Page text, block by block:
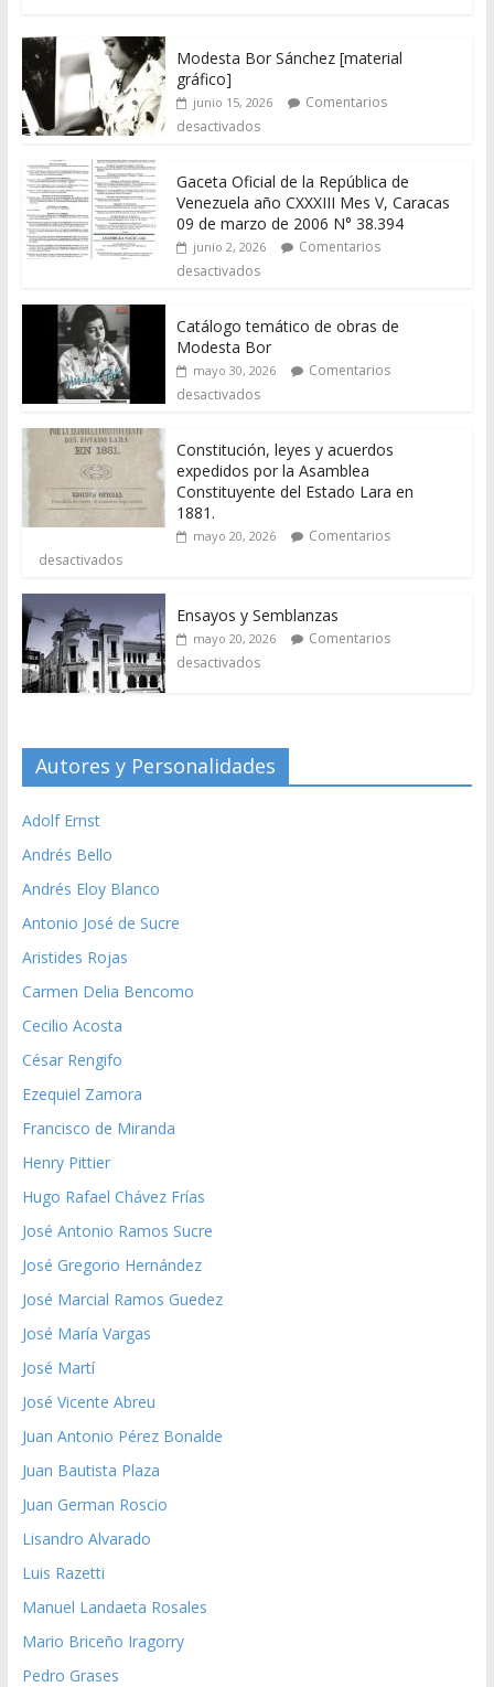
Modesta Bor Sánchez [material
gráfico]
junio 15, 2026
Comentarios
desactivados
Gaceta Oficial de la República de
Venezuela año CXXXIII Mes V, Caracas
09 de marzo de 2006 N° 38.394
junio 2, 2026
Comentarios
desactivados
Catálogo temático de obras de
Modesta Bor
mayo 30, 2026
Comentarios
desactivados
Constitución, leyes y acuerdos
expedidos por la Asamblea
Constituyente del Estado Lara en
1881.
mayo 20, 2026
Comentarios
desactivados
Ensayos y Semblanzas
mayo 20, 2026
Comentarios
desactivados
Autores y Personalidades
Adolf Ernst
Andrés Bello
Andrés Eloy Blanco
Antonio José de Sucre
Aristides Rojas
Carmen Delia Bencomo
Cecilio Acosta
César Rengifo
Ezequiel Zamora
Francisco de Miranda
Henry Pittier
Hugo Rafael Chávez Frías
José Antonio Ramos Sucre
José Gregorio Hernández
José Marcial Ramos Guedez
José María Vargas
José Martí
José Vicente Abreu
Juan Antonio Pérez Bonalde
Juan Bautista Plaza
Juan German Roscio
Lisandro Alvarado
Luis Razetti
Manuel Landaeta Rosales
Mario Briceño Iragorry
Pedro Grases